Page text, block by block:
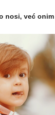
nosi, već